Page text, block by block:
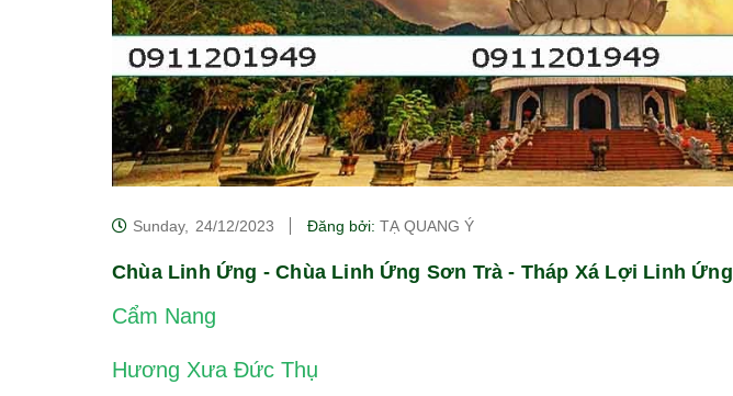
Sunday, 24/12/2023 Đăng bởi: TẠ QUANG Ý
Chùa Linh Ứng - Chùa Linh Ứng Sơn Trà - Tháp Xá Lợi Linh Ứng
Cẩm Nang
Hương Xưa Đức Thụ